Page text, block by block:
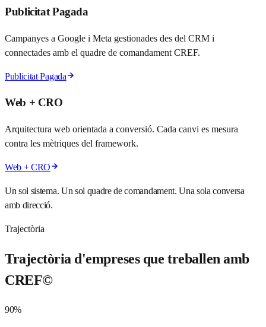
Publicitat Pagada
Campanyes a Google i Meta gestionades des del CRM i
connectades amb el quadre de comandament CREF.
Publicitat Pagada
Web + CRO
Arquitectura web orientada a conversió. Cada canvi es mesura
contra les mètriques del framework.
Web + CRO
Un sol sistema. Un sol quadre de comandament. Una sola conversa
amb direcció.
Trajectòria
Trajectòria d'empreses que treballen amb
CREF©
90%